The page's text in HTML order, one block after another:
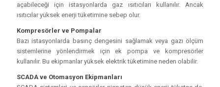
açabileceği için istasyonlarda gaz ısıtıcıları kullanılır. Ancak
ısıtıcılar yüksek enerji tüketimine sebep olur.
Kompresörler ve Pompalar
Bazı istasyonlarda basınç dengesini sağlamak veya gazı ölçüm
sistemlerine yönlendirmek için ek pompa ve kompresörler
kullanılır. Bu ekipmanlar yüksek elektrik tüketimine neden olabilir.
SCADA ve Otomasyon Ekipmanları